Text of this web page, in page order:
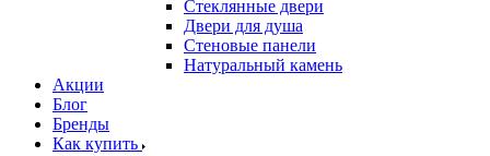
Стеклянные двери
Двери для душа
Стеновые панели
Натуральный камень
Акции
Блог
Бренды
Как купить